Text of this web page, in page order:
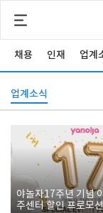
채용 인재 업계
업계소식
야놀자17주년 기념
주센터 할인 프로모